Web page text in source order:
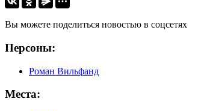
Вы можете поделиться новостью в соцсетях
Персоны:
Роман Вильфанд
Места: